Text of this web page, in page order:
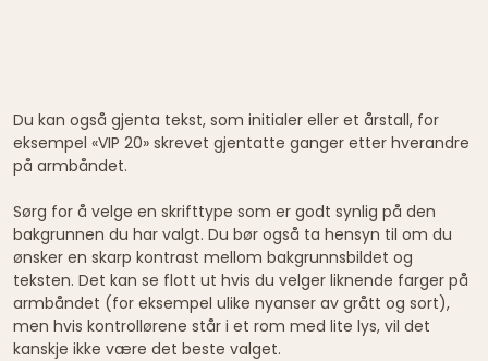
Du kan også gjenta tekst, som initialer eller et årstall, for
eksempel «VIP 20» skrevet gjentatte ganger etter hverandre
på armbåndet.
Sørg for å velge en skrifttype som er godt synlig på den
bakgrunnen du har valgt. Du bør også ta hensyn til om du
ønsker en skarp kontrast mellom bakgrunnsbildet og
teksten. Det kan se flott ut hvis du velger liknende farger på
armbåndet (for eksempel ulike nyanser av grått og sort),
men hvis kontrollørene står i et rom med lite lys, vil det
kanskje ikke være det beste valget.